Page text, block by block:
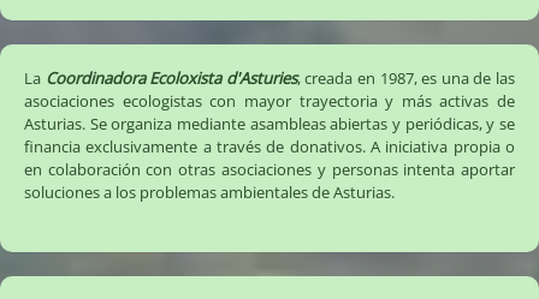
La Coordinadora Ecoloxista d'Asturies, creada en 1987, es una de las
asociaciones ecologistas con mayor trayectoria y más activas de
Asturias. Se organiza mediante asambleas abiertas y periódicas, y se
financia exclusivamente a través de donativos. A iniciativa propia o
en colaboración con otras asociaciones y personas intenta aportar
soluciones a los problemas ambientales de Asturias.